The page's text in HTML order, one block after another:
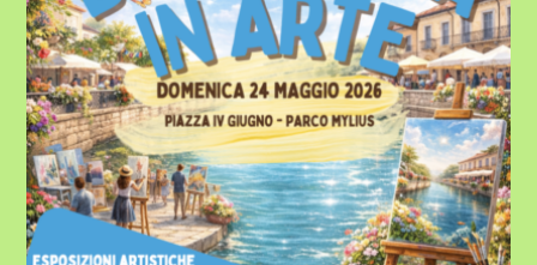
2026”
–
DOMENICA
24
MAGGIO